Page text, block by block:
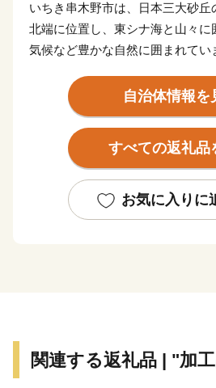
いちき串木野市は、日本三大砂
北端に位置し、東シナ海と山々に
気候など豊かな自然に囲まれてい
てきた「つけあげ」、「ちりめん
酎」、「ぽんかん」、「サワーポ
恵まれ、「食」の豊かなまちとし
自治体情報を
すべての返礼品
お気に入りに
関連する返礼品 | "加